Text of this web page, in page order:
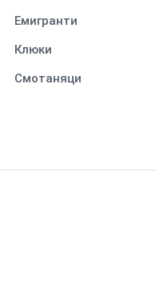
Емигранти
Клюки
Смотаняци